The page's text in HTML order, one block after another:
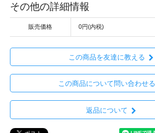
その他の詳細情報
販売価格 0円(内税)
この商品を友達に教える
この商品について問い合わせる
返品について